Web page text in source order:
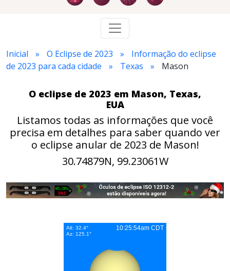
Inicial O Eclipse de 2023
Informação do eclipse
de 2023 para cada cidade
Texas Mason
O eclipse de 2023 em Mason, Texas,
EUA
Listamos todas as informações que você
precisa em detalhes para saber quando ver
o eclipse anular de 2023 de Mason!
30.74879N, 99.23061W